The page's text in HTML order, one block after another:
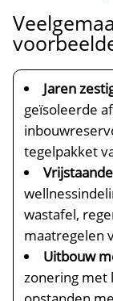
Jaren
geïsoleerde
tegelpakket
wastafel,
maatregelen
Uitbouw
zonering met